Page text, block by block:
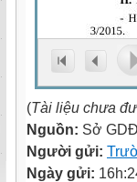
(Tài liệu chưa
Nguồn: Sở
Người gửi:
Ngày gửi: